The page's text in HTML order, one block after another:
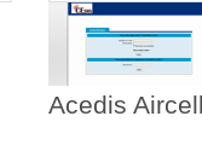
Acedis